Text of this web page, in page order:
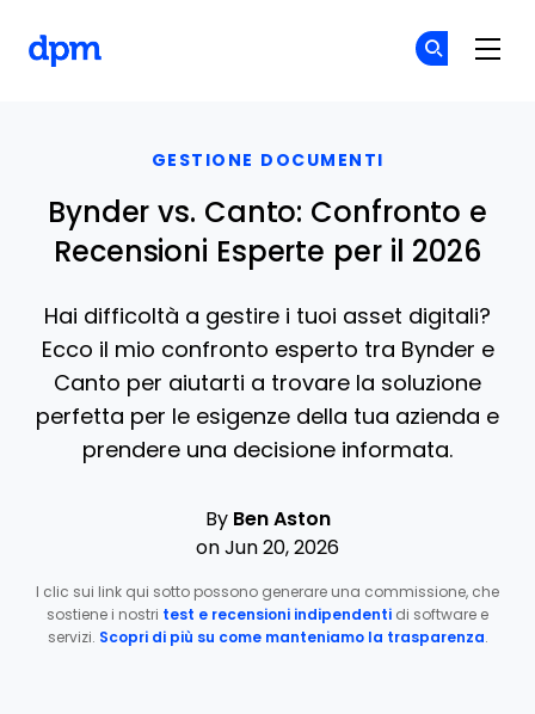
GESTIONE DOCUMENTI
Bynder vs. Canto: Confronto e
Recensioni Esperte per il 2026
Hai difficoltà a gestire i tuoi asset digitali?
Ecco il mio confronto esperto tra Bynder e
Canto per aiutarti a trovare la soluzione
perfetta per le esigenze della tua azienda e
prendere una decisione informata.
By Ben Aston
on Jun 20, 2026
I clic sui link qui sotto possono generare una commissione, che
sostiene i nostri test e recensioni indipendenti di software e
servizi. Scopri di più su come manteniamo la trasparenza.